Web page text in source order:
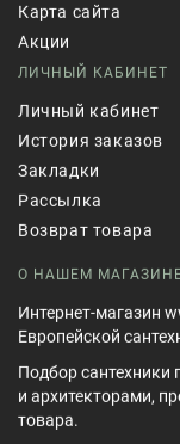
Карта сайта
Акции
ЛИЧНЫЙ КАБИНЕТ
Личный кабинет
История заказов
Закладки
Рассылка
Возврат товара
О НАШЕМ
Интернет-магазин
Европейской
Подбор сантехники
и архитекторами,
товара.